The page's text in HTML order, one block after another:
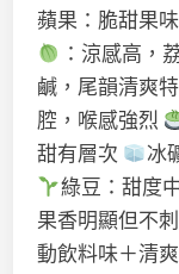
蘋果：脆甜果
：涼感高，
鹹，尾韻清爽特
腔，喉感強烈
甜有層次
冰
綠豆：甜度
果香明顯但不
動飲料味＋清